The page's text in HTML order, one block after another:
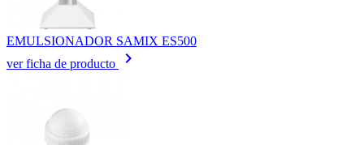
EMULSIONADOR SAMIX ES500
ver ficha de producto
keyboard_arrow_right